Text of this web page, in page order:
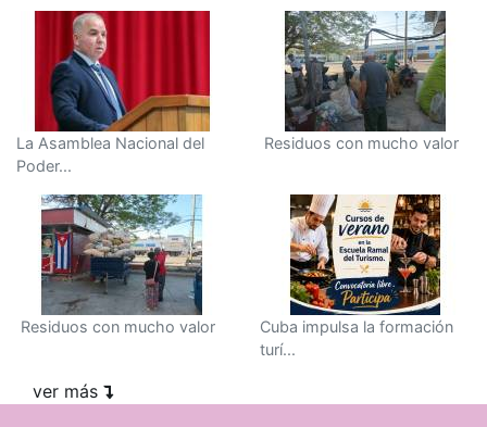
La Asamblea Nacional del
Poder...
Residuos con mucho valor
Residuos con mucho valor
Cuba impulsa la formación
turí...
ver más